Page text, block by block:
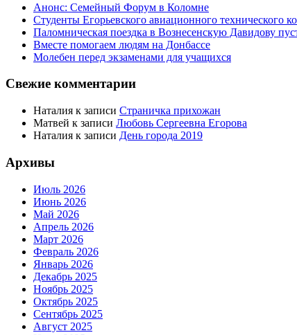
Анонс: Семейный Форум в Коломне
Студенты Егорьевского авиационного
Паломническая поездка в Вознесенскую Давидову
Вместе помогаем людям на Донбассе
Молебен перед экзаменами для учащихся
Свежие комментарии
Наталия к записи Страничка прихожан
Матвей к записи Любовь Сергеевна Егорова
Наталия к записи День города 2019
Архивы
Июль 2026
Июнь 2026
Май 2026
Апрель 2026
Март 2026
Февраль 2026
Январь 2026
Декабрь 2025
Ноябрь 2025
Октябрь 2025
Сентябрь 2025
Август 2025